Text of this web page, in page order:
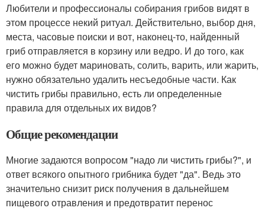
Любители и профессионалы собирания грибов видят в
этом процессе некий ритуал. Действительно, выбор дня,
места, часовые поиски и вот, наконец-то, найденный
гриб отправляется в корзину или ведро. И до того, как
его можно будет мариновать, солить, варить, или жарить,
нужно обязательно удалить несъедобные части. Как
чистить грибы правильно, есть ли определенные
правила для отдельных их видов?
Общие рекомендации
Многие задаются вопросом "надо ли чистить грибы?", и
ответ всякого опытного грибника будет "да". Ведь это
значительно снизит риск получения в дальнейшем
пищевого отравления и предотвратит перенос